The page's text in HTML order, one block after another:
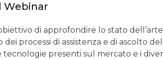
Webinar
di approfondire lo stato
dei processi di assistenza e di ascolto
presenti sul mercato e i